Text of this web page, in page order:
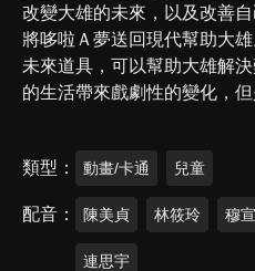
改變大雄的未來，以及改善
將哆啦Ａ夢送回現代幫助大
未來道具，可以幫助大雄解
的生活帶來戲劇性的變化，但
類型 動畫/卡通 兒童
配音 陳美貞 林筱玲 穆
連思宇